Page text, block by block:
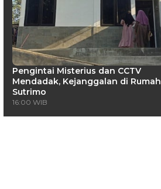
Pengintai Misterius dan CCTV
Mendadak, Kejanggalan di Rumah
Sutrimo
16:00 WIB